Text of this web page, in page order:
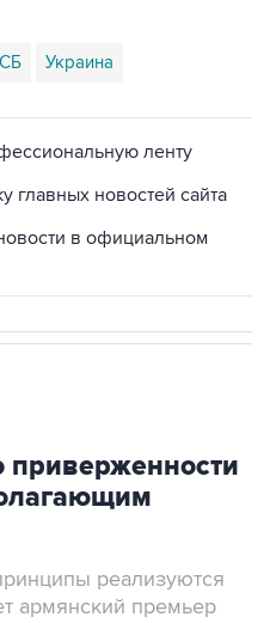
главных новостей сайта
в официальном
реализуются